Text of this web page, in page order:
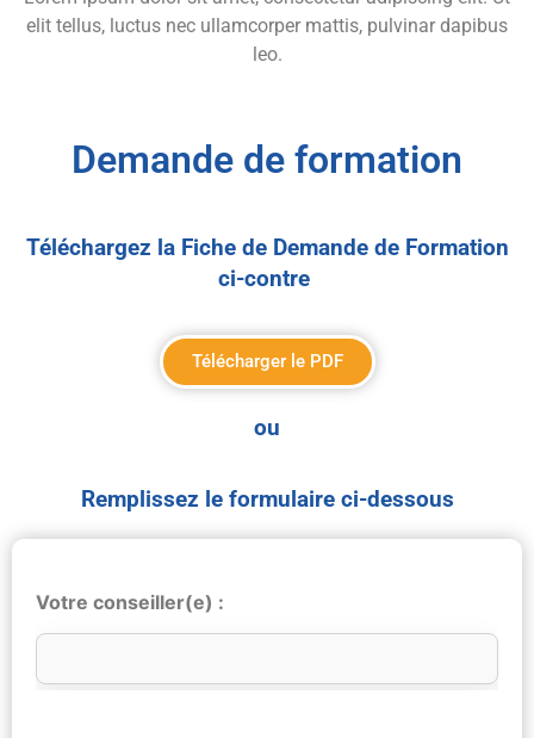
elit tellus, luctus nec ullamcorper mattis, pulvinar dapibus
leo.
Demande de formation
Téléchargez la Fiche de Demande de Formation
ci-contre
Télécharger le PDF
ou
Remplissez le formulaire ci-dessous
Votre conseiller(e) :